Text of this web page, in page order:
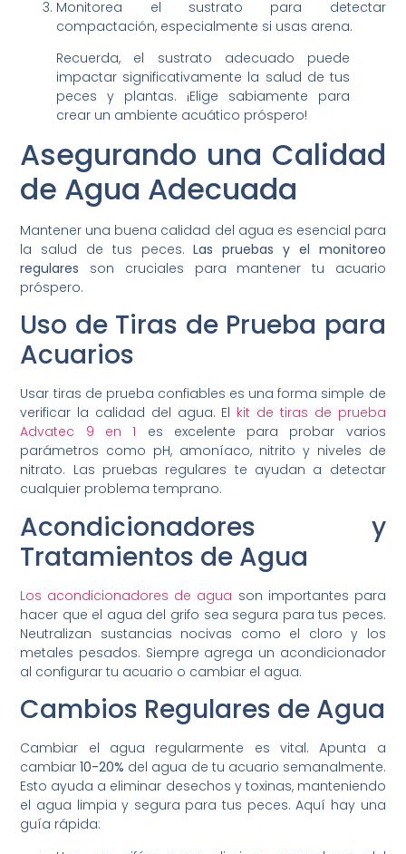
Monitorea el sustrato para detectar
compactación, especialmente si usas arena.
Recuerda, el sustrato adecuado puede
impactar significativamente la salud de tus
peces y plantas. ¡Elige sabiamente para
crear un ambiente acuático próspero!
Asegurando una Calidad
de Agua Adecuada
Mantener una buena calidad del agua es esencial para
la salud de tus peces.Las pruebas y el monitoreo
regulares son cruciales para mantener tu acuario
próspero.
Uso de Tiras de Prueba para
Acuarios
Usar tiras de prueba confiables es una forma simple de
verificar la calidad del agua. El kit de tiras de prueba
Advatec 9 en 1 es excelente para probar varios
parámetros como pH, amoníaco, nitrito y niveles de
nitrato. Las pruebas regulares te ayudan a detectar
cualquier problema temprano.
Acondicionadores y
Tratamientos de Agua
Los acondicionadores de agua son importantes para
hacer que el agua del grifo sea segura para tus peces.
Neutralizan sustancias nocivas como el cloro y los
metales pesados. Siempre agrega un acondicionador
al configurar tu acuario o cambiar el agua.
Cambios Regulares de Agua
Cambiar el agua regularmente es vital. Apunta a
cambiar10-20% del agua de tu acuario semanalmente.
Esto ayuda a eliminar desechos y toxinas, manteniendo
el agua limpia y segura para tus peces. Aquí hay una
guía rápida: